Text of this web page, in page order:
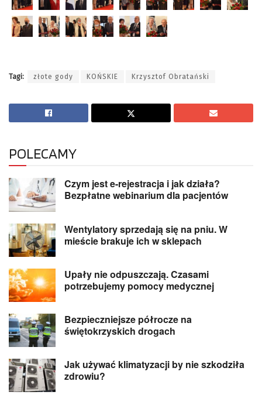
Tagi: złote gody KOŃSKIE Krzysztof Obratański
POLECAMY
Czym jest e-rejestracja i jak działa?
Bezpłatne webinarium dla pacjentów
Wentylatory sprzedają się na pniu. W
mieście brakuje ich w sklepach
Upały nie odpuszczają. Czasami
potrzebujemy pomocy medycznej
Bezpieczniejsze półrocze na
świętokrzyskich drogach
Jak używać klimatyzacji by nie szkodziła
zdrowiu?